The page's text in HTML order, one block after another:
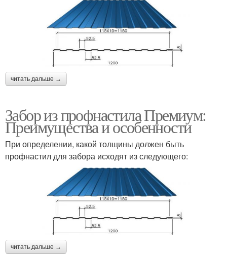
читать дальше →
Забор из профнастила Премиум:
Преимущества и особенности
При определении, какой толщины должен быть
профнастил для забора исходят из следующего:
читать дальше →